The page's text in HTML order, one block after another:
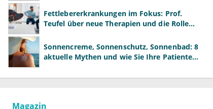
Fettlebererkrankungen im Fokus: Prof.
Teufel über neue Therapien und die Rolle
Sonnencreme, Sonnenschutz, Sonnenbad: 8
aktuelle Mythen und wie Sie Ihre Patienten
Magazin